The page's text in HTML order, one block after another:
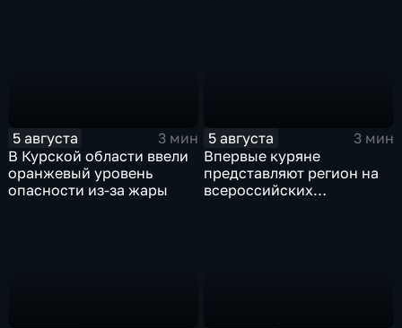
5 августа
3 мин
В Курской области ввели
оранжевый уровень
опасности из-за жары
5 августа
3 мин
Впервые куряне
представляют регион на
всероссийских